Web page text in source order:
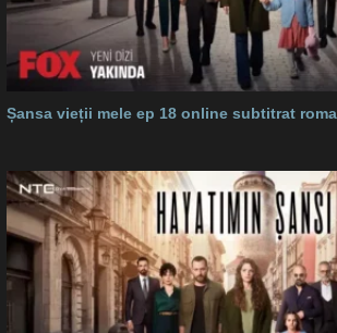
Șansa vieții mele ep 18 online subtitrat